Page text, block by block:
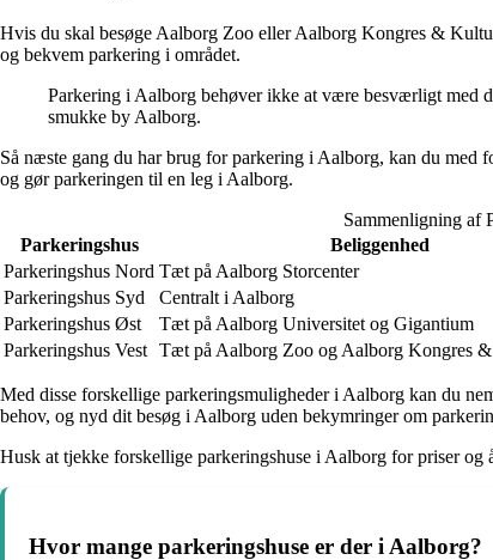
Hvis du skal besøge Aalborg Zoo eller Aalborg Kongres &
og bekvem parkering i området.
Parkering i Aalborg behøver ikke at være besværligt med
smukke by Aalborg.
Så næste gang du har brug for parkering i Aalborg, kan du med
og gør parkeringen til en leg i Aalborg.
Sammenligning af
Parkeringshus
Beliggenhed
Parkeringshus Nord Tæt på Aalborg Storcenter
Parkeringshus Syd
Centralt i Aalborg
Parkeringshus Øst
Tæt på Aalborg Universitet og Gigantium
Parkeringshus Vest Tæt på Aalborg Zoo og Aalborg Kongres
Med disse forskellige parkeringsmuligheder i Aalborg kan du
behov, og nyd dit besøg i Aalborg uden bekymringer om
Husk at tjekke forskellige parkeringshuse i Aalborg for priser
Hvor mange parkeringshuse er der i Aalborg?